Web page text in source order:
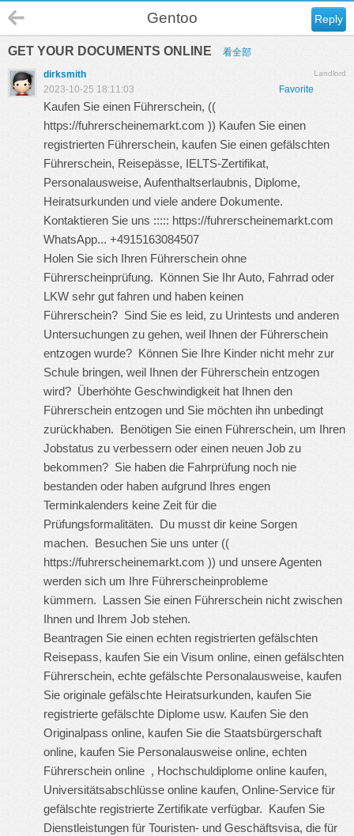
Reply
Gentoo
GET YOUR DOCUMENTS ONLINE 看全部
Landlord
dirksmith
Favorite
2023-10-25 18:11:03
Kaufen Sie einen Führerschein, ((
https://fuhrerscheinemarkt.com )) Kaufen Sie einen
registrierten Führerschein, kaufen Sie einen gefälschten
Führerschein, Reisepässe, IELTS-Zertifikat,
Personalausweise, Aufenthaltserlaubnis, Diplome,
Heiratsurkunden und viele andere Dokumente.
Kontaktieren Sie uns ::::: https://fuhrerscheinemarkt.com
WhatsApp... +4915163084507
Holen Sie sich Ihren Führerschein ohne
Führerscheinprüfung. Können Sie Ihr Auto, Fahrrad oder
LKW sehr gut fahren und haben keinen
Führerschein? Sind Sie es leid, zu Urintests und anderen
Untersuchungen zu gehen, weil Ihnen der Führerschein
entzogen wurde? Können Sie Ihre Kinder nicht mehr zur
Schule bringen, weil Ihnen der Führerschein entzogen
wird? Überhöhte Geschwindigkeit hat Ihnen den
Führerschein entzogen und Sie möchten ihn unbedingt
zurückhaben. Benötigen Sie einen Führerschein, um Ihren
Jobstatus zu verbessern oder einen neuen Job zu
bekommen? Sie haben die Fahrprüfung noch nie
bestanden oder haben aufgrund Ihres engen
Terminkalenders keine Zeit für die
Prüfungsformalitäten. Du musst dir keine Sorgen
machen. Besuchen Sie uns unter ((
https://fuhrerscheinemarkt.com )) und unsere Agenten
werden sich um Ihre Führerscheinprobleme
kümmern. Lassen Sie einen Führerschein nicht zwischen
Ihnen und Ihrem Job stehen.
Beantragen Sie einen echten registrierten gefälschten
Reisepass, kaufen Sie ein Visum online, einen gefälschten
Führerschein, echte gefälschte Personalausweise, kaufen
Sie originale gefälschte Heiratsurkunden, kaufen Sie
registrierte gefälschte Diplome usw. Kaufen Sie den
Originalpass online, kaufen Sie die Staatsbürgerschaft
online, kaufen Sie Personalausweise online, echten
Führerschein online , Hochschuldiplome online kaufen,
Universitätsabschlüsse online kaufen, Online-Service für
gefälschte registrierte Zertifikate verfügbar. Kaufen Sie
Dienstleistungen für Touristen- und Geschäftsvisa, die für